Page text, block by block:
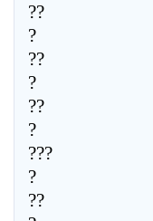
??
?
??
?
??
?
???
?
??